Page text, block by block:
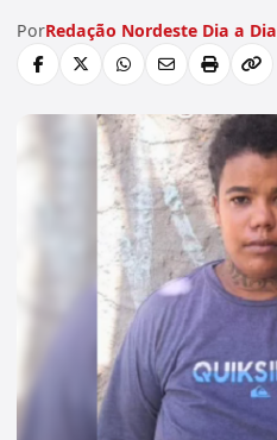
PorRedação Nordeste Dia a Dia